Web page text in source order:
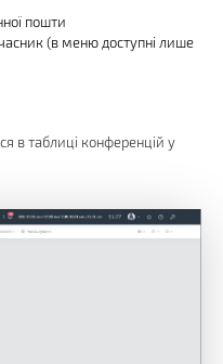
пошти
(в меню доступні лише
в таблиці конференцій у